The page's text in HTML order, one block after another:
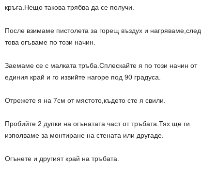
кръга.Нещо такова трябва да се получи.
После взимаме пистолета за горещ въздух и нагряваме,след
това огъваме по този начин.
Заемаме се с малката тръба.Сплескайте я по този начин от
единия край и го извийте нагоре под 90 градуса.
Отрежете я на 7см от мястото,където сте я свили.
Пробийте 2 дупки на огънатата част от тръбата.Тях ще ги
изполваме за монтиране на стената или другаде.
Огънете и другият край на тръбата.